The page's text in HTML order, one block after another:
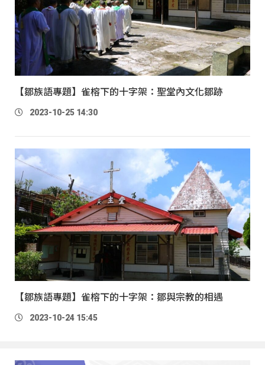
【鄒族語專題】雀榕下的十字架：聖堂內文化鄒跡
2023-10-25 14:30
【鄒族語專題】雀榕下的十字架：鄒與宗教的相遇
2023-10-24 15:45